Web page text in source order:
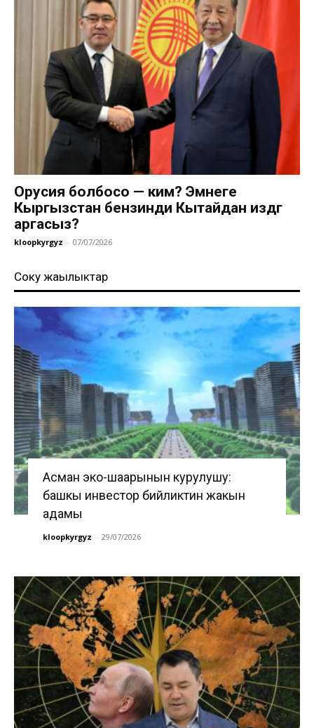
Орусия болбосо — ким? Эмнеге
Кыргызстан бензинди Кытайдан издөөгө
аргасыз?
kloopkyrgyz - 07/07/2026
Соңку жаңылыктар
Асман эко-шаарынын курулушу:
башкы инвестор бийликтин жакын
адамы
kloopkyrgyz - 29/07/2026